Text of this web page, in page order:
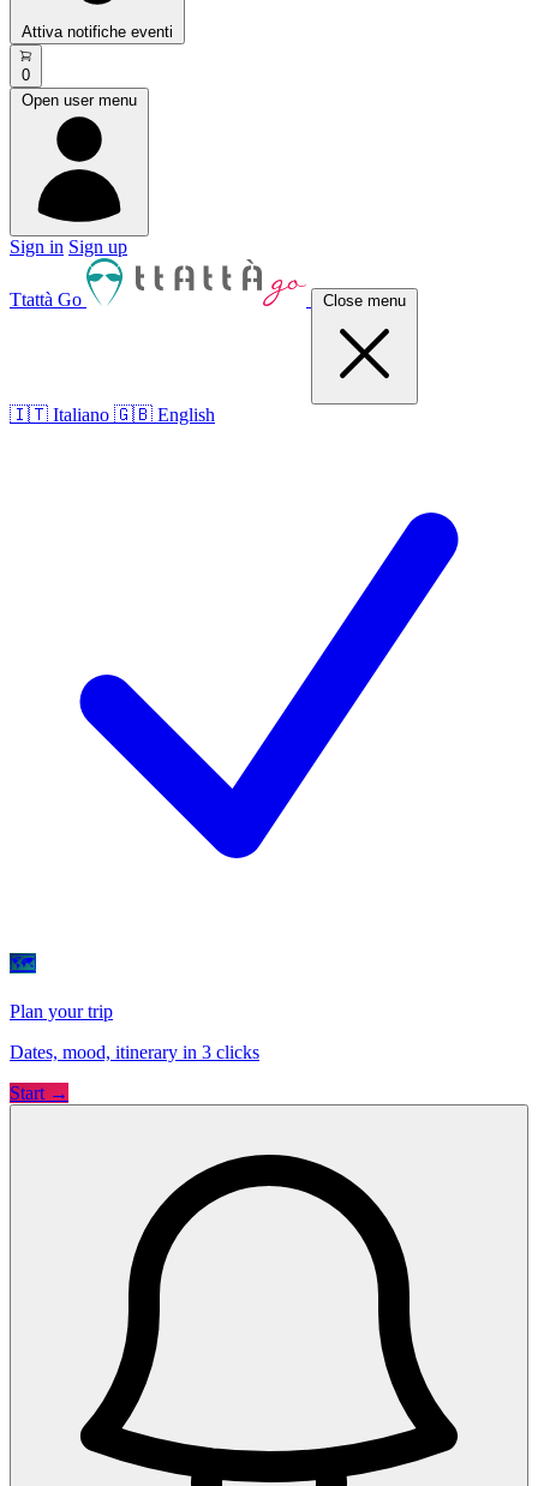
Attiva notifiche eventi
0
Open user menu
Sign in Sign up
Ttattà Go Close menu
🇮🇹 Italiano 🇬🇧 English
🗺
Plan your trip
Dates, mood, itinerary in 3 clicks
Start →